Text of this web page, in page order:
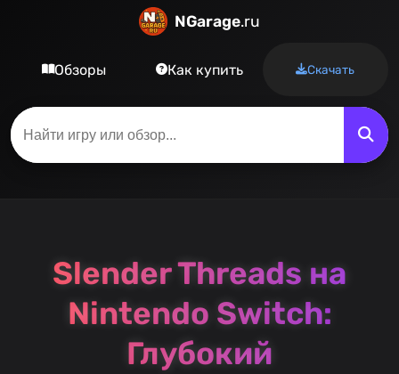
NGarage.ru
Обзоры Как купить Скачать
Slender Threads на
Nintendo Switch:
Глубокий